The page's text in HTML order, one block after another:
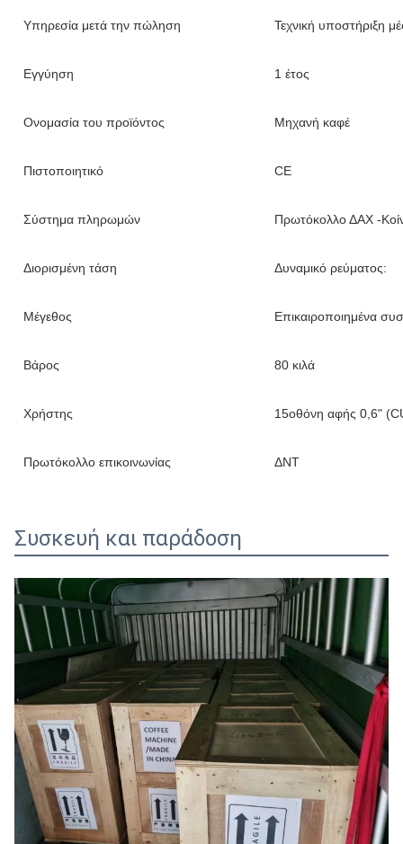
Υπηρεσία μετά την πώληση Τεχνική υποστήριξη
Εγγύηση 1 έτος
Ονομασία του προϊόντος Μηχανή καφέ
Πιστοποιητικό CE
Σύστημα πληρωμών Πρωτόκολλο ΔΑΧ -
Διορισμένη τάση Δυναμικό ρεύματος:
Μέγεθος Επικαιροποιημένα
Βάρος 80 κιλά
Χρήστης 15οθόνη αφής 0,6"
Πρωτόκολλο επικοινωνίας ΔΝΤ
Συσκευή και παράδοση